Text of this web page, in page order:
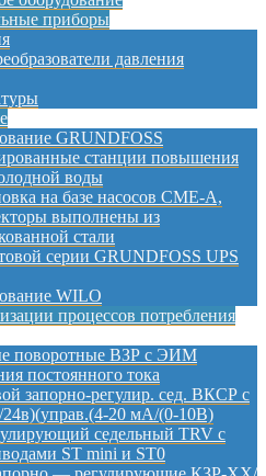
приборы
давления
GRUNDFOSS
станции повышения
воды
на базе насосов CME-A,
выполнены из
стали
серии GRUNDFOSS UPS
WILO
процессов потребления
поворотные ВЗР с ЭИМ
постоянного тока
запорно-регулир. сед. ВКСР с
20 мА/(0-10В)
седельный TRV с
ST mini и ST0